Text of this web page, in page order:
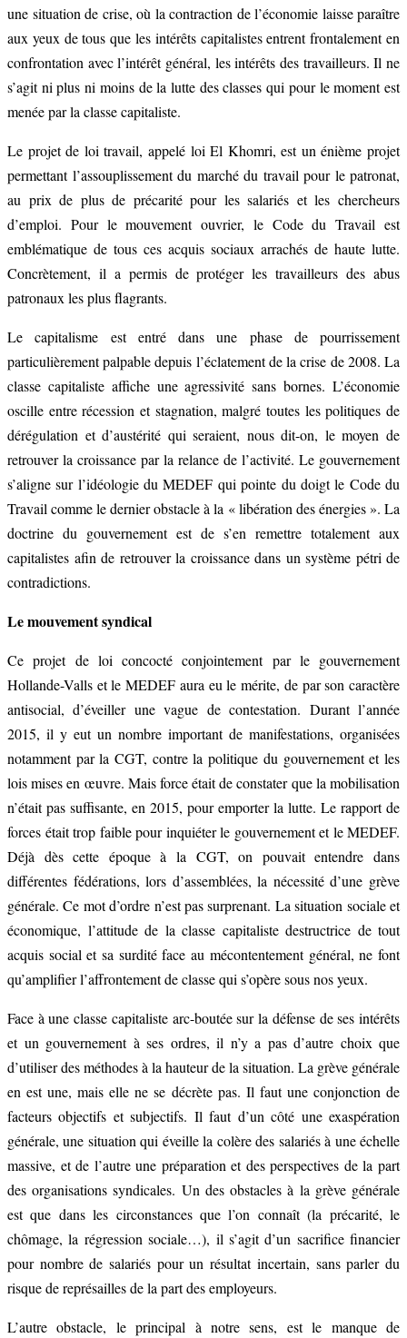
une situation de crise, où la contraction de l’économie laisse paraître
aux yeux de tous que les intérêts capitalistes entrent frontalement en
confrontation avec l’intérêt général, les intérêts des travailleurs. Il ne
s’agit ni plus ni moins de la lutte des classes qui pour le moment est
menée par la classe capitaliste.
Le projet de loi travail, appelé loi El Khomri, est un énième projet
permettant l’assouplissement du marché du travail pour le patronat,
au prix de plus de précarité pour les salariés et les chercheurs
d’emploi. Pour le mouvement ouvrier, le Code du Travail est
emblématique de tous ces acquis sociaux arrachés de haute lutte.
Concrètement, il a permis de protéger les travailleurs des abus
patronaux les plus flagrants.
Le capitalisme est entré dans une phase de pourrissement
particulièrement palpable depuis l’éclatement de la crise de 2008. La
classe capitaliste affiche une agressivité sans bornes. L’économie
oscille entre récession et stagnation, malgré toutes les politiques de
dérégulation et d’austérité qui seraient, nous dit-on, le moyen de
retrouver la croissance par la relance de l’activité. Le gouvernement
s’aligne sur l’idéologie du MEDEF qui pointe du doigt le Code du
Travail comme le dernier obstacle à la « libération des énergies ». La
doctrine du gouvernement est de s’en remettre totalement aux
capitalistes afin de retrouver la croissance dans un système pétri de
contradictions.
Le mouvement syndical
Ce projet de loi concocté conjointement par le gouvernement
Hollande-Valls et le MEDEF aura eu le mérite, de par son caractère
antisocial, d’éveiller une vague de contestation. Durant l’année
2015, il y eut un nombre important de manifestations, organisées
notamment par la CGT, contre la politique du gouvernement et les
lois mises en œuvre. Mais force était de constater que la mobilisation
n’était pas suffisante, en 2015, pour emporter la lutte. Le rapport de
forces était trop faible pour inquiéter le gouvernement et le MEDEF.
Déjà dès cette époque à la CGT, on pouvait entendre dans
différentes fédérations, lors d’assemblées, la nécessité d’une grève
générale. Ce mot d’ordre n’est pas surprenant. La situation sociale et
économique, l’attitude de la classe capitaliste destructrice de tout
acquis social et sa surdité face au mécontentement général, ne font
qu’amplifier l’affrontement de classe qui s’opère sous nos yeux.
Face à une classe capitaliste arc-boutée sur la défense de ses intérêts
et un gouvernement à ses ordres, il n’y a pas d’autre choix que
d’utiliser des méthodes à la hauteur de la situation. La grève générale
en est une, mais elle ne se décrète pas. Il faut une conjonction de
facteurs objectifs et subjectifs. Il faut d’un côté une exaspération
générale, une situation qui éveille la colère des salariés à une échelle
massive, et de l’autre une préparation et des perspectives de la part
des organisations syndicales. Un des obstacles à la grève générale
est que dans les circonstances que l’on connaît (la précarité, le
chômage, la régression sociale…), il s’agit d’un sacrifice financier
pour nombre de salariés pour un résultat incertain, sans parler du
risque de représailles de la part des employeurs.
L’autre obstacle, le principal à notre sens, est le manque de